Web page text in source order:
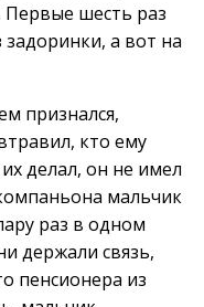
Первые шесть раз
а вот на
признался,
кто ему
делал, он не имел
мальчик
раз в одном
держали связь,
пенсионера из